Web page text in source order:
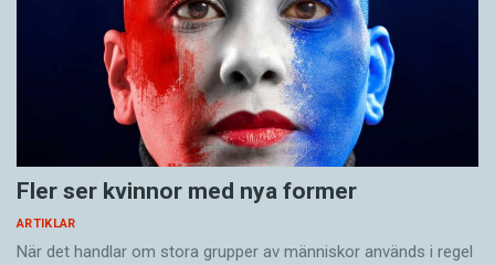
Fler ser kvinnor med nya former
ARTIKLAR
När det handlar om stora grupper av människor används i regel